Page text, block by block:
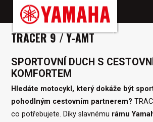
TRACER 9 / Y-AMT
SPORTOVNÍ DUCH S
KOMFORTEM
Hledáte motocykl, který dokáže být
pohodlným cestovním partnerem?
co potřebujete. Díky slavnému rámu